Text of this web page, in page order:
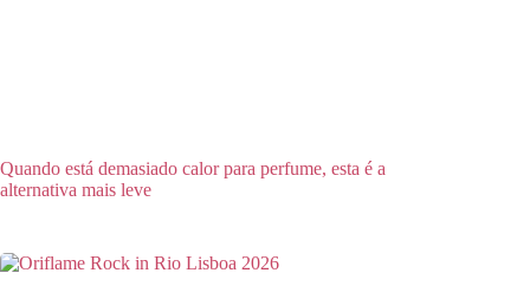
Quando está demasiado calor para perfume, esta é a
alternativa mais leve